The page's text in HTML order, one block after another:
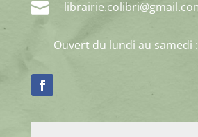

Ouvert du lundi au samedi